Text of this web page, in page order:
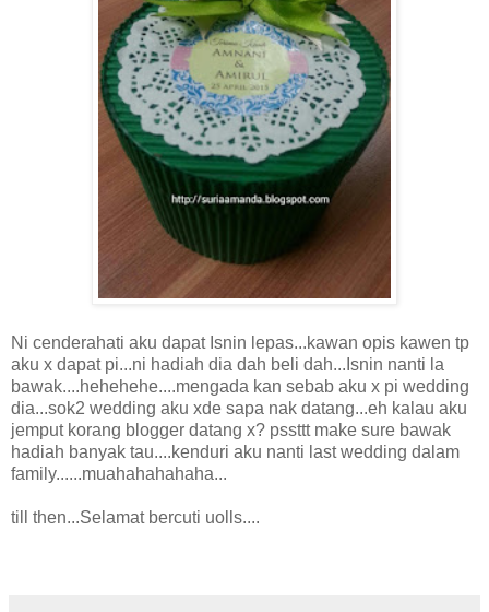
Ni cenderahati aku dapat Isnin lepas...kawan opis kawen tp
aku x dapat pi...ni hadiah dia dah beli dah...Isnin nanti la
bawak....hehehehe....mengada kan sebab aku x pi wedding
dia...sok2 wedding aku xde sapa nak datang...eh kalau aku
jemput korang blogger datang x? pssttt make sure bawak
hadiah banyak tau....kenduri aku nanti last wedding dalam
family......muahahahahaha...
till then...Selamat bercuti uolls....